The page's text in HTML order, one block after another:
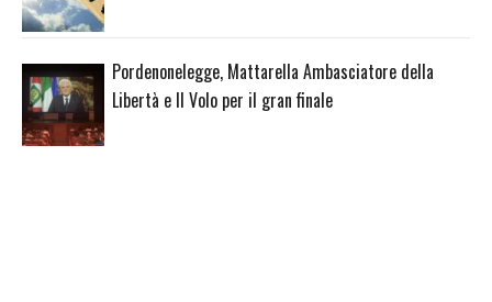
Pordenonelegge, Mattarella Ambasciatore della
Libertà e Il Volo per il gran finale